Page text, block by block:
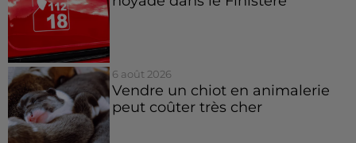
6 août 2026
Vendre un chiot en animalerie
peut coûter très cher